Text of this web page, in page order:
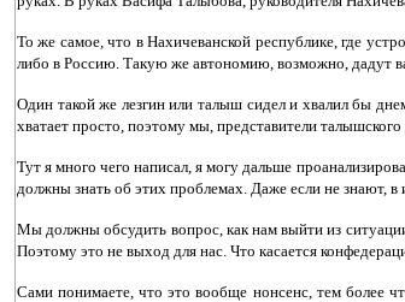
То же самое, что в Нахичеванской республике, где
либо в Россию. Такую же автономию, возможно, дадут
Один такой же лезгин или талыш сидел и хвалил бы
хватает просто, поэтому мы, представители
Тут я много чего написал, я могу дальше
должны знать об этих проблемах. Даже если не знают,
Мы должны обсудить вопрос, как нам выйти из
Поэтому это не выход для нас. Что касается
Сами понимаете, что это вообще нонсенс, тем более